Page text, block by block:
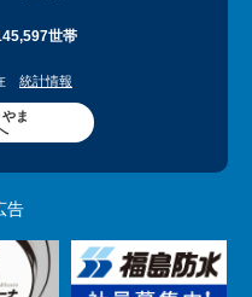
世帯
統計情報
ま
告